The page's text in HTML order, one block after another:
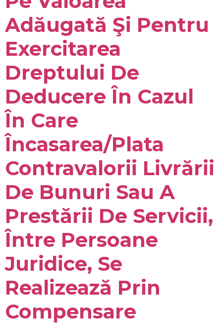
Adăugată Şi Pentru
Exercitarea
Dreptului De
Deducere În Cazul
În Care
Încasarea/plata
Contravalorii Livrării
De Bunuri Sau A
Prestării De Servicii,
Între Persoane
Juridice, Se
Realizează Prin
Compensare